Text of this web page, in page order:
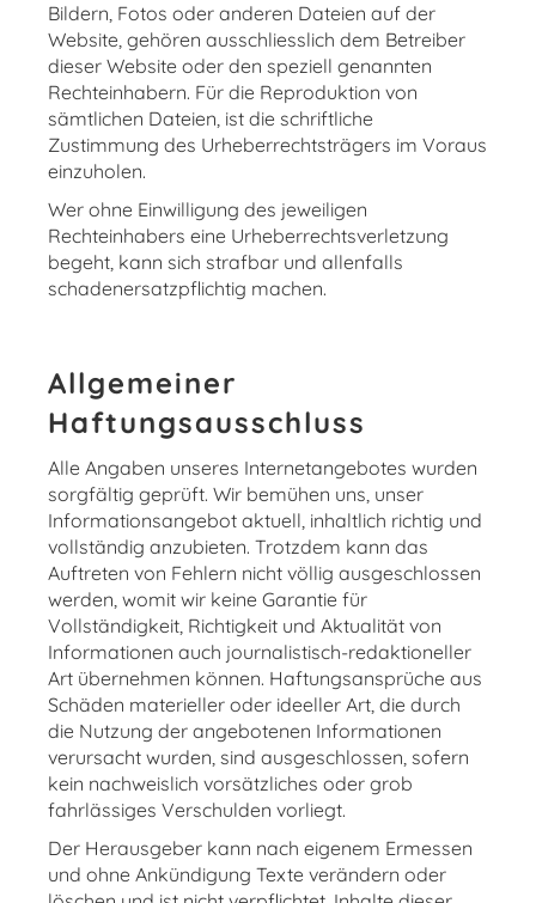
Bildern, Fotos oder anderen Dateien auf der
Website, gehören ausschliesslich dem Betreiber
dieser Website oder den speziell genannten
Rechteinhabern. Für die Reproduktion von
sämtlichen Dateien, ist die schriftliche
Zustimmung des Urheberrechtsträgers im Voraus
einzuholen.
Wer ohne Einwilligung des jeweiligen
Rechteinhabers eine Urheberrechtsverletzung
begeht, kann sich strafbar und allenfalls
schadenersatzpflichtig machen.
Allgemeiner
Haftungsausschluss
Alle Angaben unseres Internetangebotes wurden
sorgfältig geprüft. Wir bemühen uns, unser
Informationsangebot aktuell, inhaltlich richtig und
vollständig anzubieten. Trotzdem kann das
Auftreten von Fehlern nicht völlig ausgeschlossen
werden, womit wir keine Garantie für
Vollständigkeit, Richtigkeit und Aktualität von
Informationen auch journalistisch-redaktioneller
Art übernehmen können. Haftungsansprüche aus
Schäden materieller oder ideeller Art, die durch
die Nutzung der angebotenen Informationen
verursacht wurden, sind ausgeschlossen, sofern
kein nachweislich vorsätzliches oder grob
fahrlässiges Verschulden vorliegt.
Der Herausgeber kann nach eigenem Ermessen
und ohne Ankündigung Texte verändern oder